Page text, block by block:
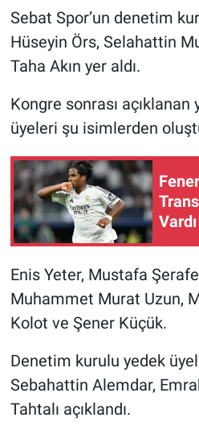
Sebat Spor’un denetim
Hüseyin Örs, Selahattin
Taha Akın yer aldı.
Kongre sonrası
üyeleri şu isimlerden
Vardı
Enis Yeter, Mustafa
Muhammet Murat Uzun,
Kolot ve Şener Küçük.
Denetim kurulu yedek
Sebahattin Alemdar,
Tahtalı açıklandı.